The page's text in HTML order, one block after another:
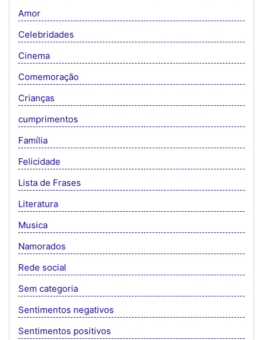
Amor
Celebridades
Cinema
Comemoração
Crianças
cumprimentos
Família
Felicidade
Lista de Frases
Literatura
Musica
Namorados
Rede social
Sem categoria
Sentimentos negativos
Sentimentos positivos